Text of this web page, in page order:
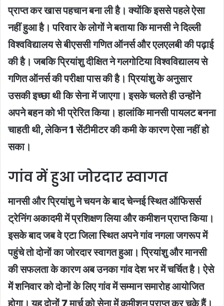
प्राप्त कर खास पहचान बना ली है। क्योंकि इससे पहले ऐसा
नहीं हुआ है। परिवार के लोगों ने बताया कि मानसी ने दिल्ली
विश्वविद्यालय से बीएससी गणित ऑनर्स और एलएलबी की पढ़ाई
की है। जबकि प्रियांशु दीक्षित ने गलगोटिया विश्वविद्यालय से
गणित ऑनर्स की परीक्षा पास की है। प्रियांशु के अनुसार
उसकी इच्छा थी कि सेना में जाएगा। इसके चलते ही उन्होंने
अपने बहन को भी प्रेरित किया। हालांकि मानसी पायलट बनना
चाहती थी, लेकिन 1 सेंटीमीटर की कमी के कारण ऐसा नहीं हो
सका।
गांव में हुआ जोरदार स्वागत
मानसी और प्रियांशु ने चयन के बाद चेन्नई स्थित ऑफिसर्स
ट्रेनिंग अकादमी में प्रशिक्षण लिया और कमीशन प्राप्त किया।
इसके बाद जब वे एटा जिला स्थित अपने गांव नगला जगरूप में
पहुंचे तो दोनों का जोरदार स्वागत हुआ। प्रियांशु और मानसी
की सफलता के कारण अब उनका गांव देश भर में चर्चित है। ऐसे
में शनिवार को दोनों के लिए गांव में सम्मान समारोह आयोजित